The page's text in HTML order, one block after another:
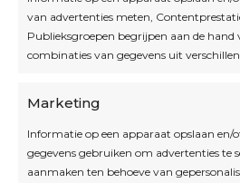
van advertenties meten,
Publieksgroepen begrijpen aan de hand
combinaties van gegevens uit
Marketing
Informatie op een apparaat opslaan en/
gegevens gebruiken om advertenties te
aanmaken ten behoeve van
Openingsuren
Blijf op de hoogte